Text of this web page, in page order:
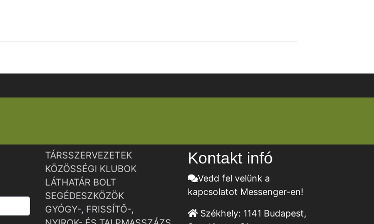
TÁRSSZERVEZETEK
KÖZÖSSÉGI KLUBOK
LÁTHATÁR BOLT
SEGÉDESZKÖZÖK
GYÓGY-, FRISSÍTŐ-,
Kontakt infó
Vedd fel velünk a
kapcsolatot Messenger-en!
Székhely: 1141 Budapest,